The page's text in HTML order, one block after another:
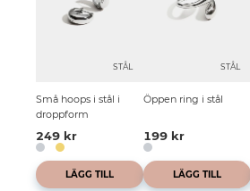
STÅL
Små hoops i stål i
droppform
249 kr
LÄGG TILL
STÅL
Öppen ring i stål
199 kr
LÄGG TILL